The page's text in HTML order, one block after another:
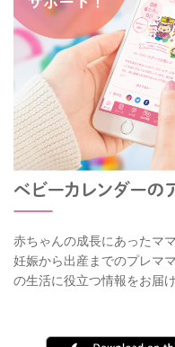
赤ちゃんの成長にあったマ
妊娠から出産までのプレマ
の生活に役立つ情報をお届け